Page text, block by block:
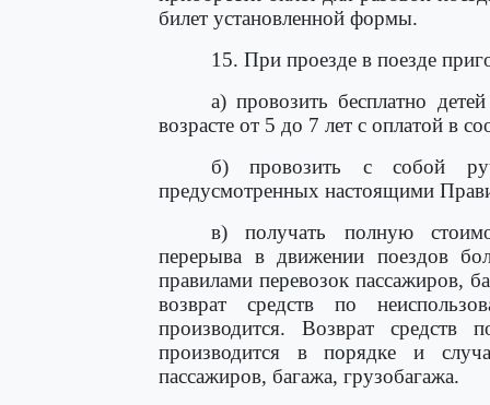
билет установленной формы.
15. При проезде в поезде
а) провозить бесплатно
возрасте от 5 до 7 лет с оплатой в
б) провозить с собой
предусмотренных настоящими
в) получать полную
перерыва в движении поездов
правилами перевозок пассажиров,
возврат средств по
производится. Возврат средств
производится в порядке и
пассажиров, багажа, грузобагажа.